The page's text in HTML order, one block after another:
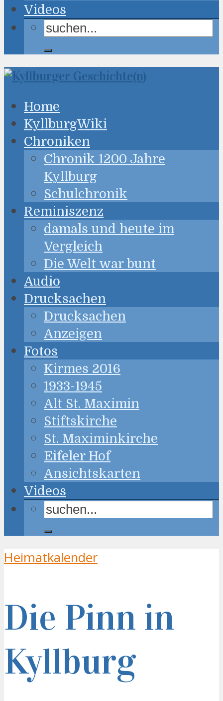
Videos
Home
KyllburgWiki
Chroniken
Chronik 1200 Jahre
Kyllburg
Schulchronik
Reminiszenz
damals und heute im
Vergleich
Die Welt war bunt
Audio
Drucksachen
Drucksachen
Anzeigen
Fotos
Kirmes 2016
1933-1945
Alt St. Maximin
Stiftskirche
St. Maximinkirche
Eifeler Hof
Ansichtskarten
Videos
Heimatkalender
Die Pinn in
Kyllburg